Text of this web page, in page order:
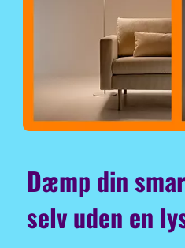
Dæmp din
selv uden en